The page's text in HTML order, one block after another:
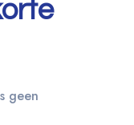
geen